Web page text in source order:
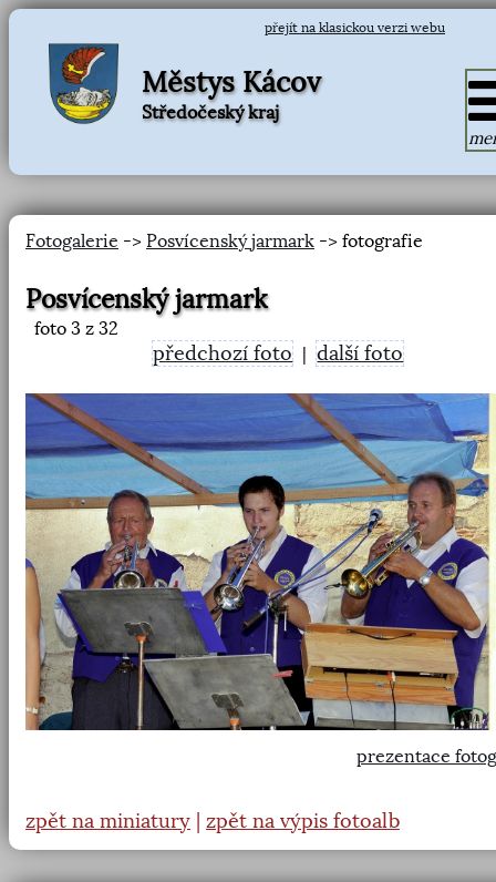
přejít na klasickou verzi webu
Městys Kácov
Středočeský kraj
Fotogalerie -> Posvícenský jarmark -> fotografie
Posvícenský jarmark
foto 3 z 32
předchozí foto |další foto
prezentace
zpět na miniatury zpět na výpis fotoalb